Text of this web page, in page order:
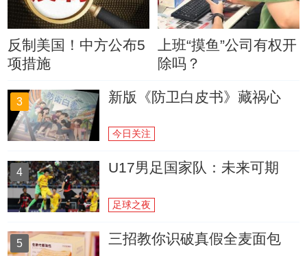
反制美国！中方公布5
项措施
上班“摸鱼”公司有权开
除吗？
3 新版《防卫白皮书》藏祸心
今日关注
4 U17男足国家队：未来可期
足球之夜
5 三招教你识破真假全麦面包